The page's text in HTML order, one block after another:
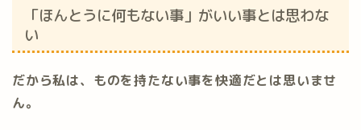
「ほんとうに何もない事」がいい事とは思わな
い
だから私は、ものを持たない事を快適だとは思いませ
ん。